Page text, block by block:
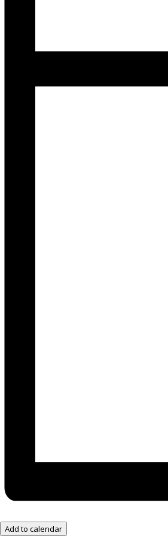
Add to calendar